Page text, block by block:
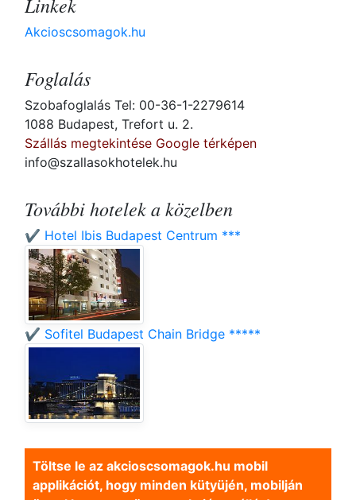
Akcioscsomagok.hu
Foglalás
Szobafoglalás Tel: 00-36-1-2279614
1088 Budapest, Trefort u. 2.
Szállás megtekintése Google térképen
info@szallasokhotelek.hu
További hotelek a közelben
✔️ Hotel Ibis Budapest Centrum ***
✔️ Sofitel Budapest Chain Bridge *****
Töltse le az akcioscsomagok.hu mobil
applikációt, hogy minden kütyüjén, mobilján